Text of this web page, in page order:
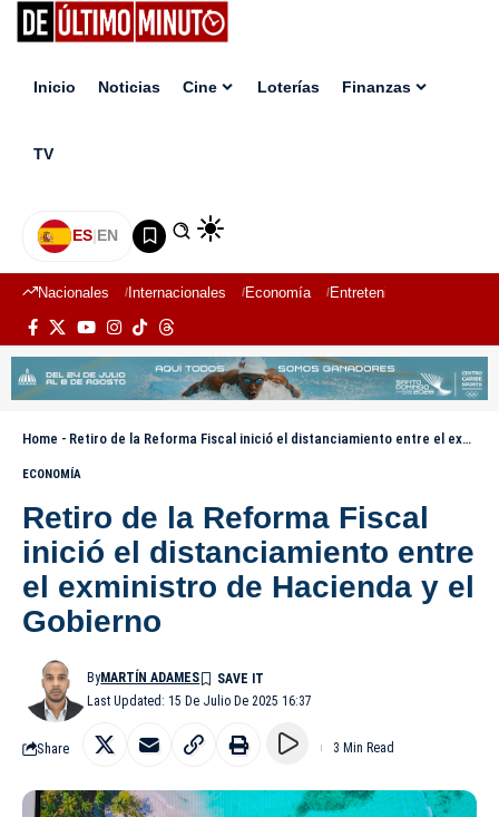
Inicio Noticias Cine Loterías Finanzas
TV
ES|EN
Nacionales Internacionales Economía Entretenimiento
Home - Retiro de la Reforma Fiscal inició el distanciamiento entre el exministro de Hacienda y el Gobierno
ECONOMÍA
Retiro de la Reforma Fiscal
inició el distanciamiento entre
el exministro de Hacienda y el
Gobierno
Last Updated: 15 De Julio De 2025 16:37
ByMARTÍN ADAMES
Share 3 Min Read